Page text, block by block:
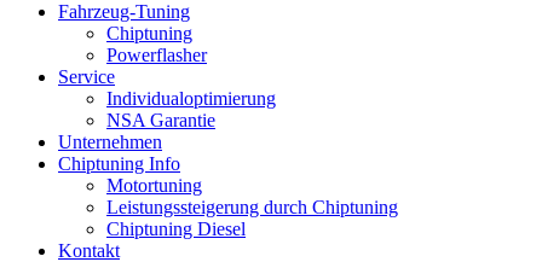
Fahrzeug-Tuning
Chiptuning
Powerflasher
Service
Individualoptimierung
NSA Garantie
Unternehmen
Chiptuning Info
Motortuning
Leistungssteigerung durch Chiptuning
Chiptuning Diesel
Kontakt